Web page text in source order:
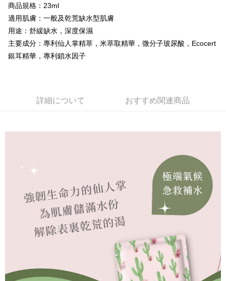
一、 AFTEE代金後払いについて
1.お支払い方法でAFTEE代金後払いを選択すると、携帯電話認証ウィンド
ウが表示されます。
2.SMSで認証してお支払い手続を進めてください。
3.注文するときのお支払いは不要です。商品はご指定の住所に配送されま
4.ご注文が完了すると、携帯に支払い通知のSMSが届きます。アプリ会員
まで延長できます。
とに計算されます。AFTEEで注文すると、商品を受け取るまで支払い期限
を延長できますが、商品を期限内に受け取れない場合があります（例：予
約商品や商品到着日が比較的遅い商品）。そのため、商品到着の有無に関
わらず、AFTEEで指定された期限内にお支払いください。
二、支払い限度額
1.初回 AFTEEを ご利用の際に、認証結果及び当社の審査の結果に基づ
き、限度額が設定されます。
2.決済金額は最低NT$20です。
3.現在、台湾の会員のみご利用いただけます。
三、利用規約「AFTEE代金後払い」（以下当サービスという）はネットプ
ロテクションズ（以下 AFTEE という）が提供し、AFTEEが代金を徴収し
ます。当サービスご利用の際に提供しなければならない個人情報（注文者
ATM払い
配送方法
全家取貨付款
配送毎にNT$60、NT$600以上で送料無料
配送毎にNT$60、NT$499以上で送料無料
送料を確認
商品規格：23ml
適用肌膚：一般及乾荒缺水型肌膚
用途：舒緩缺水，深度保濕
主要成分：專利仙人掌精萃，米萃取精華，微分子玻尿酸，Ecocert
銀耳精華，專利鎖水因子
詳細について おすすめ関連商品